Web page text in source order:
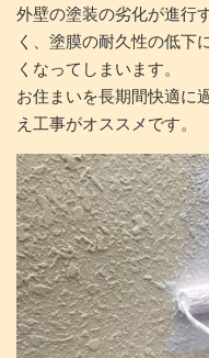
外壁の塗装の劣化が進行
く、塗膜の耐久性の低下
くなってしまいます。
お住まいを長期間快適に
え工事がオススメです。